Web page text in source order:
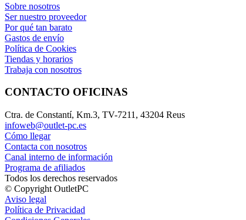
Sobre nosotros
Ser nuestro proveedor
Por qué tan barato
Gastos de envío
Política de Cookies
Tiendas y horarios
Trabaja con nosotros
CONTACTO OFICINAS
Ctra. de Constantí, Km.3, TV-7211, 43204 Reus
infoweb@outlet-pc.es
Cómo llegar
Contacta con nosotros
Canal interno de información
Programa de afiliados
Todos los derechos reservados
© Copyright OutletPC
Aviso legal
Política de Privacidad